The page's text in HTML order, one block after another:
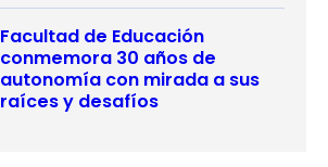
Facultad de Educación
conmemora 30 años de
autonomía con mirada a sus
raíces y desafíos